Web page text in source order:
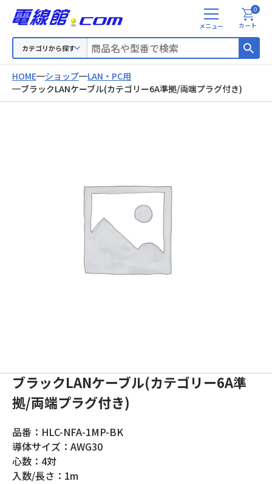
カテゴリから探す
メ
ニ
カート
0
HOME ショップ
LAN・PC用
ブラックLANケーブル(カテゴリー6A準拠/両端プラグ付き)
ブラックLANケーブル(カテゴリー6A準
拠/両端プラグ付き)
品番：HLC-NFA-1MP-BK
導体サイズ：AWG30
心数：4対
入数/長さ：1m